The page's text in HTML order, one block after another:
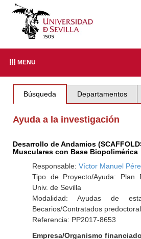
MENU
Búsqueda Departamentos
Ayuda a la investigación
Desarrollo de Andamios
Musculares con Base Biopolimérica
Responsable: Víctor Manuel
Tipo de Proyecto/Ayuda: Plan
Univ. de Sevilla
Modalidad: Ayudas de
Becarios/Contratados
Referencia: PP2017-8653
Empresa/Organismo